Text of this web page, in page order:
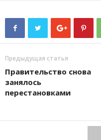
Предыдущая статья
Правительство снова
занялось
перестановками